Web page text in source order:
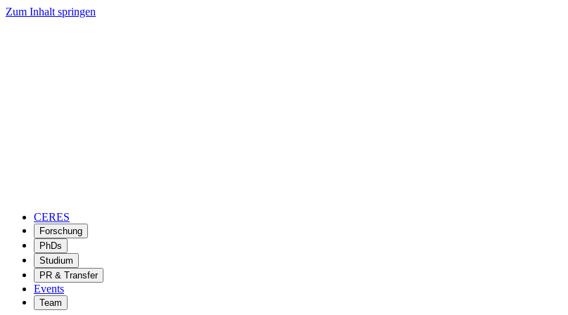
Zum Inhalt springen
CERES
Forschung
PhDs
Studium
PR & Transfer
Events
Team